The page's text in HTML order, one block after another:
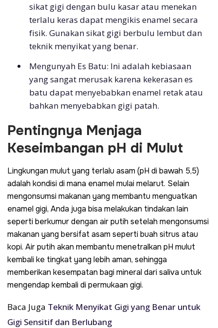
sikat gigi dengan bulu kasar atau menekan
terlalu keras dapat mengikis enamel secara
fisik. Gunakan sikat gigi berbulu lembut dan
teknik menyikat yang benar.
Mengunyah Es Batu: Ini adalah kebiasaan
yang sangat merusak karena kekerasan es
batu dapat menyebabkan enamel retak atau
bahkan menyebabkan gigi patah.
Pentingnya Menjaga
Keseimbangan pH di Mulut
Lingkungan mulut yang terlalu asam (pH di bawah 5,5)
adalah kondisi di mana enamel mulai melarut. Selain
mengonsumsi makanan yang membantu menguatkan
enamel gigi, Anda juga bisa melakukan tindakan lain
seperti berkumur dengan air putih setelah mengonsumsi
makanan yang bersifat asam seperti buah sitrus atau
kopi. Air putih akan membantu menetralkan pH mulut
kembali ke tingkat yang lebih aman, sehingga
memberikan kesempatan bagi mineral dari saliva untuk
mengendap kembali di permukaan gigi.
Baca Juga Teknik Menyikat Gigi yang Benar untuk
Gigi Sensitif dan Berlubang